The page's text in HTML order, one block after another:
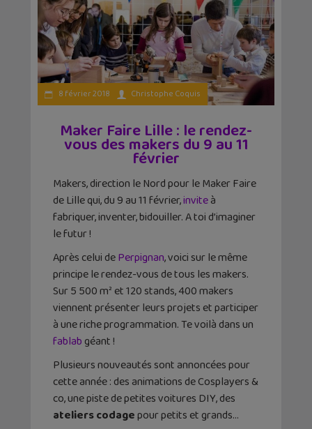
8 février 2018 Christophe Coquis
Maker Faire Lille : le rendez-
vous des makers du 9 au 11
février
Makers, direction le Nord pour le Maker Faire
de Lille qui, du 9 au 11 février,inviteà
fabriquer, inventer, bidouiller. A toi d’imaginer
le futur !
Après celui dePerpignan, voici sur le même
principe le rendez-vous de tous les makers.
Sur 5 500 m² et 120 stands, 400 makers
viennent présenter leurs projets et participer
à une riche programmation. Te voilà dans un
fablab géant !
Plusieurs nouveautés sont annoncées pour
cette année : des animations de Cosplayers &
co, une piste de petites voitures DIY, des
ateliers codagepour petits et grands…